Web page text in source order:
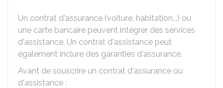
Un contrat d'assurance (voiture, habitation...) ou
une carte bancaire peuvent intégrer des services
d'assistance. Un contrat d'assistance peut
également inclure des garanties d'assurance.
Avant de souscrire un contrat d'assurance ou
d'assistance :